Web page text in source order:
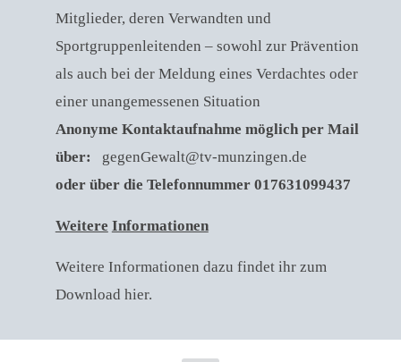
Mitglieder, deren Verwandten und
Sportgruppenleitenden – sowohl zur Prävention
als auch bei der Meldung eines Verdachtes oder
einer unangemessenen Situation
Anonyme Kontaktaufnahme möglich per Mail
über: gegenGewalt@tv-munzingen.de
oder über die Telefonnummer 017631099437
Weitere Informationen
Weitere Informationen dazu findet ihr zum
Download hier.